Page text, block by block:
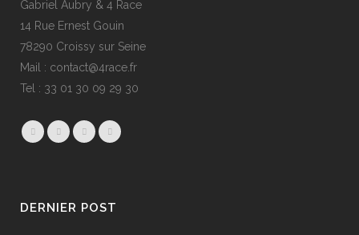
Gabriel Aubry & 4 Race
14 Rue Ernest Gouin
78290 Croissy sur Seine
Mail : contact@4race.fr
Tel : 33 01 30 09 29 30
DERNIER POST